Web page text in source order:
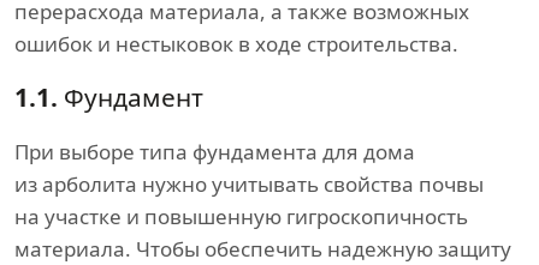
перерасхода материала, а также возможных
ошибок и нестыковок в ходе строительства.
1.1. Фундамент
При выборе типа фундамента для дома
из арболита нужно учитывать свойства почвы
на участке и повышенную гигроскопичность
материала. Чтобы обеспечить надежную защиту